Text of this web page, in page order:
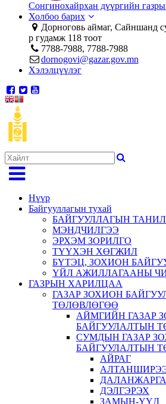
Сонгинохайрхан дүүргийн
Холбоо барих
Дорноговь аймаг, Сайншанд
р гудамж 118 тоот
7788-7988, 7788-7988
dornogovi@gazar.gov.mn
Хэлэлцүүлэг
Нүүр
Байгууллагын тухай
БАЙГУУЛЛАГЫН
МЭНДЧИЛГЭЭ
ЭРХЭМ ЗОРИЛГО
ТҮҮХЭН ХӨГЖИЛ
БҮТЭЦ, ЗОХИОН
ҮЙЛ АЖИЛЛАГААНЫ
ГАЗРЫН ХАРИЛЦАА
ГАЗАР ЗОХИОН
ТӨЛӨВЛӨГӨӨ
АЙМГИЙН ГАЗАР
БАЙГУУЛАЛТЫН
СУМДЫН ГАЗАР
БАЙГУУЛАЛТЫН
АЙРАГ
ДЭЛГЭРЭХ
ЗАМЫН-ҮҮД